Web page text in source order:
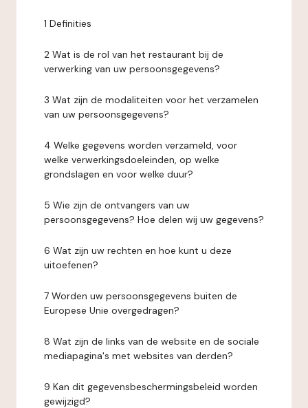
1 Definities
2 Wat is de rol van het restaurant bij de
verwerking van uw persoonsgegevens?
3 Wat zijn de modaliteiten voor het verzamelen
van uw persoonsgegevens?
4 Welke gegevens worden verzameld, voor
welke verwerkingsdoeleinden, op welke
grondslagen en voor welke duur?
5 Wie zijn de ontvangers van uw
persoonsgegevens? Hoe delen wij uw gegevens?
6 Wat zijn uw rechten en hoe kunt u deze
uitoefenen?
7 Worden uw persoonsgegevens buiten de
Europese Unie overgedragen?
8 Wat zijn de links van de website en de sociale
mediapagina's met websites van derden?
9 Kan dit gegevensbeschermingsbeleid worden
gewijzigd?